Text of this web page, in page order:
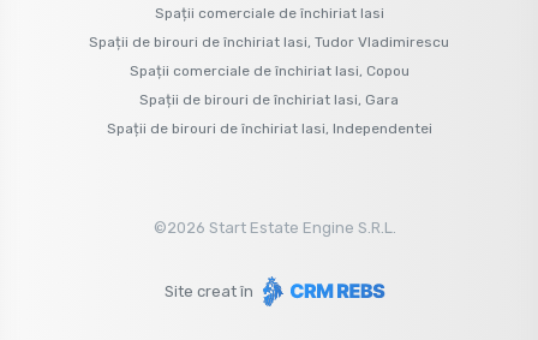
Spații comerciale de închiriat Iasi
Spații de birouri de închiriat Iasi, Tudor Vladimirescu
Spații comerciale de închiriat Iasi, Copou
Spații de birouri de închiriat Iasi, Gara
Spații de birouri de închiriat Iasi, Independentei
©2026 Start Estate Engine S.R.L.
Site creat în